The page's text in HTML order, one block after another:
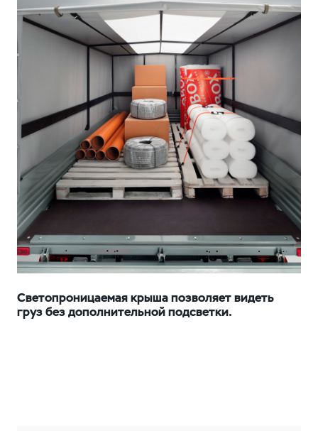
Светопроницаемая крыша позволяет видеть
груз без дополнительной подсветки.